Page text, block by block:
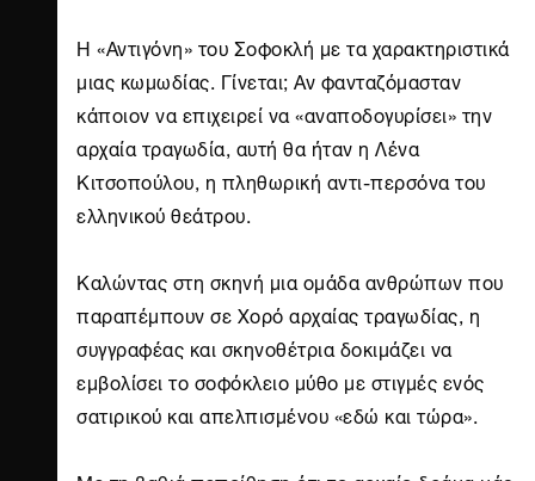
Η «Αντιγόνη» του Σοφοκλή με τα χαρακτηριστικά
μιας κωμωδίας. Γίνεται; Αν φανταζόμασταν
κάποιον να επιχειρεί να «αναποδογυρίσει» την
αρχαία τραγωδία, αυτή θα ήταν η Λένα
Κιτσοπούλου, η πληθωρική αντι-περσόνα του
ελληνικού θεάτρου.
Καλώντας στη σκηνή μια ομάδα ανθρώπων που
παραπέμπουν σε Χορό αρχαίας τραγωδίας, η
συγγραφέας και σκηνοθέτρια δοκιμάζει να
εμβολίσει το σοφόκλειο μύθο με στιγμές ενός
σατιρικού και απελπισμένου «εδώ και τώρα».